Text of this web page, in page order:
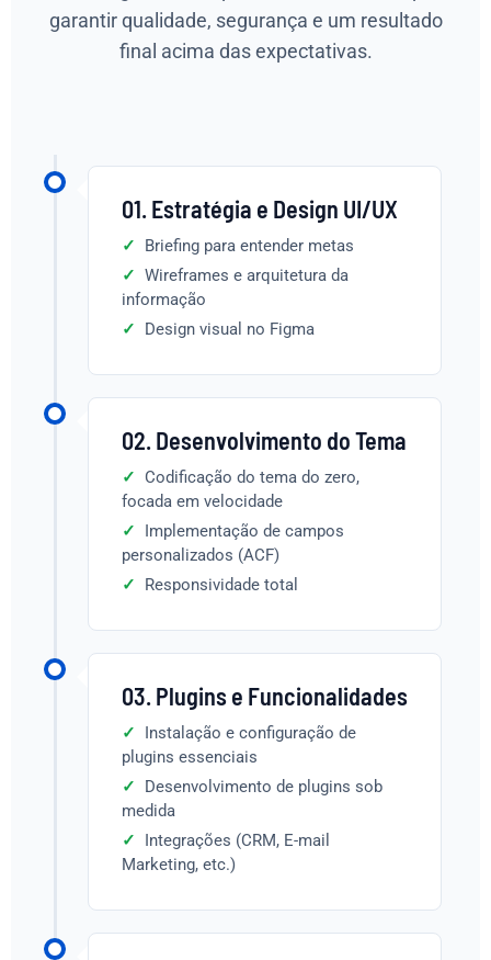
garantir qualidade, segurança e um resultado
final acima das expectativas.
01. Estratégia e Design UI/UX
Briefing para entender metas
Wireframes e arquitetura da
informação
Design visual no Figma
02. Desenvolvimento do Tema
Codificação do tema do zero,
focada em velocidade
Implementação de campos
personalizados (ACF)
Responsividade total
03. Plugins e Funcionalidades
Instalação e configuração de
plugins essenciais
Desenvolvimento de plugins sob
medida
Integrações (CRM, E-mail
Marketing, etc.)